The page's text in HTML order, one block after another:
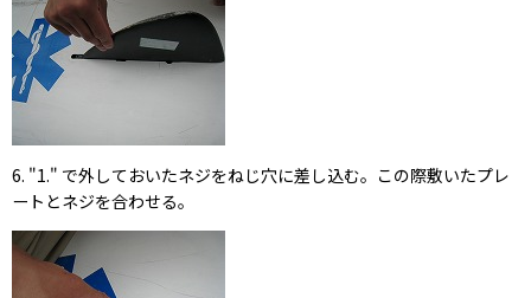
6. "1." で外しておいたネジをねじ穴に差し込む。この際敷いたプレ
ートとネジを合わせる。